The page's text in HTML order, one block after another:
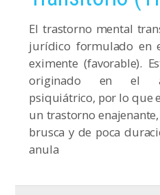
El trastorno mental
jurídico formulado en
eximente (favorable).
originado en el
psiquiátrico, por lo que
un trastorno
brusca y de poca
anula